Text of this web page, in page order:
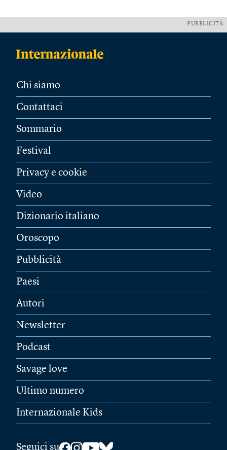
PUBBLICITÀ
Chi siamo
Contattaci
Sommario
Festival
Privacy e cookie
Video
Dizionario italiano
Oroscopo
Pubblicità
Paesi
Autori
Newsletter
Podcast
Savage love
Ultimo numero
Internazionale Kids
Seguici su